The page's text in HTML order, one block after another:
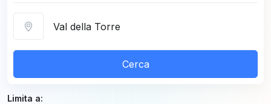
Cerca
Limita a: